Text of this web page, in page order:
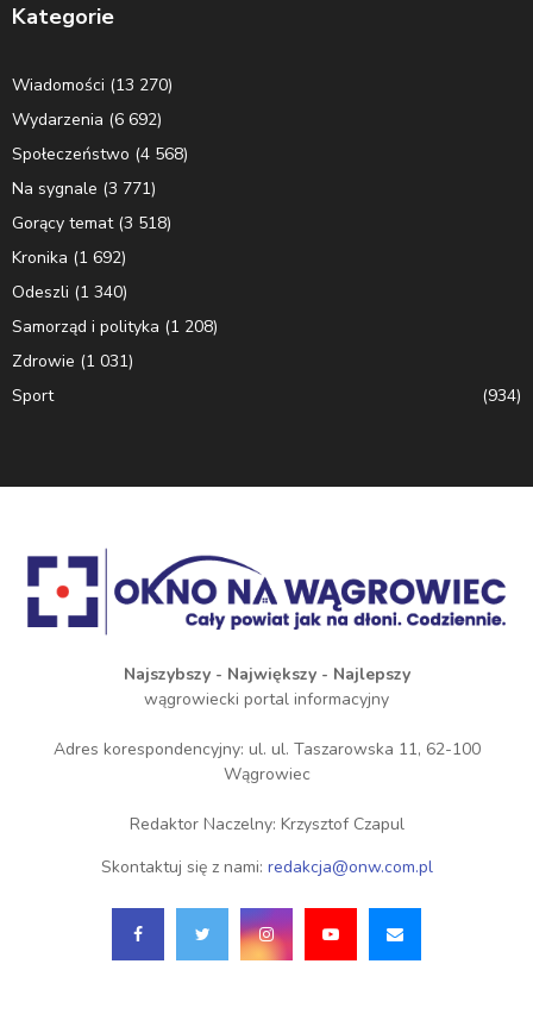
Kategorie
Wiadomości (13 270)
Wydarzenia (6 692)
Społeczeństwo (4 568)
Na sygnale (3 771)
Gorący temat(3 518)
Kronika (1 692)
Odeszli (1 340)
Samorząd i polityka (1 208)
Zdrowie (1 031)
Sport
(934)
Najszybszy - Największy - Najlepszy
wągrowiecki portal informacyjny
Adres korespondencyjny: ul. ul. Taszarowska 11, 62-100
Wągrowiec
Redaktor Naczelny: Krzysztof Czapul
Skontaktuj się z nami: redakcja@onw.com.pl